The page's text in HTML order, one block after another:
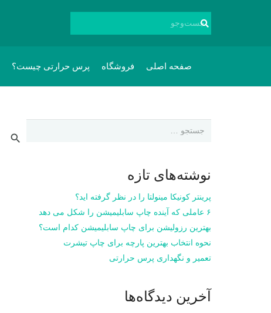
صفحه اصلی فروشگاه پرس حرارتی چیست؟
نوشته‌های تازه
پرینتر کونیکا مینولتا را در نظر گرفته اید؟
۶ عاملی که آینده چاپ سابلیمیشن را شکل می دهد
بهترین رزولیشن برای چاپ سابلیمیشن کدام است؟
نحوه انتخاب بهترین پارچه برای چاپ تیشرت
تعمیر و نگهداری پرس حرارتی
آخرین دیدگاه‌ها